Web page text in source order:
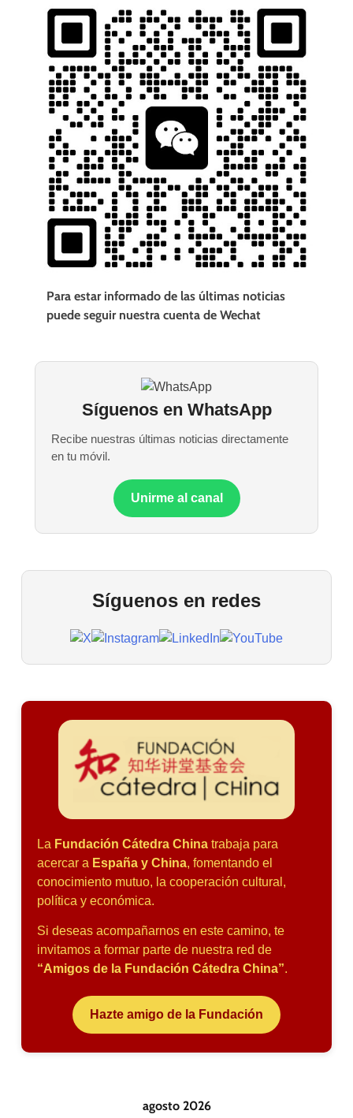
Para estar informado de las últimas noticias
puede seguir nuestra cuenta de Wechat
Síguenos en WhatsApp
Recibe nuestras últimas noticias directamente
en tu móvil.
Unirme al canal
Síguenos en redes
La Fundación Cátedra China trabaja para
acercar a España y China, fomentando el
conocimiento mutuo, la cooperación cultural,
política y económica.
Si deseas acompañarnos en este camino, te
invitamos a formar parte de nuestra red de
“Amigos de la Fundación Cátedra China”.
Hazte amigo de la Fundación
agosto 2026